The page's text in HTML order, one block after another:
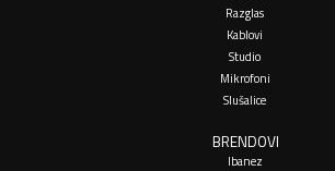
Razglas
Kablovi
Studio
Mikrofoni
Slušalice
BRENDOVI
Ibanez